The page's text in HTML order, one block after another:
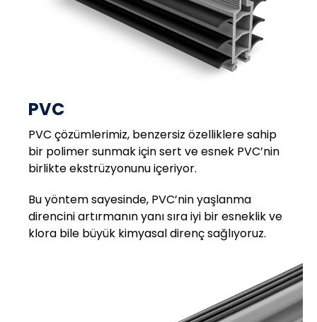
PVC
PVC çözümlerimiz, benzersiz özelliklere sahip
bir polimer sunmak için sert ve esnek PVC’nin
birlikte ekstrüzyonunu içeriyor.
Bu yöntem sayesinde, PVC’nin yaşlanma
direncini artırmanın yanı sıra iyi bir esneklik ve
klora bile büyük kimyasal direnç sağlıyoruz.